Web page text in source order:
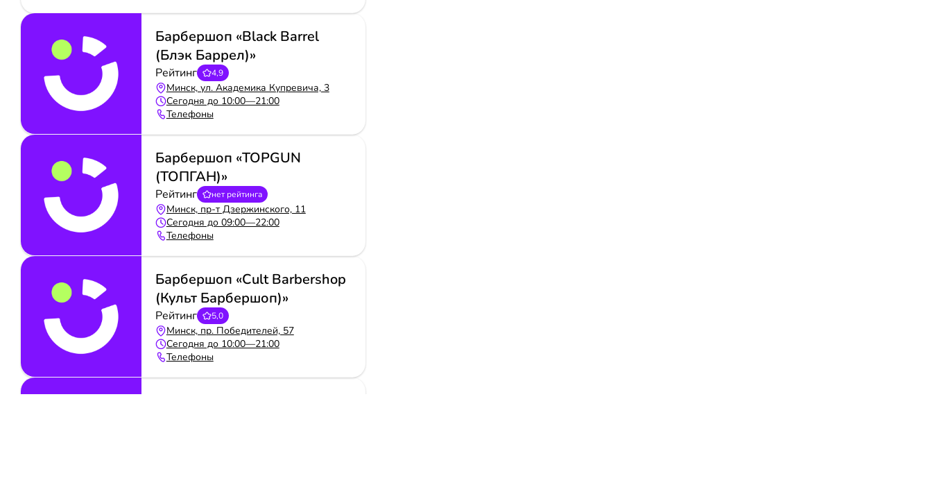
Барбершоп «Black Barrel
(Блэк Баррел)»
Рейтинг 4,9
Минск, ул. Академика Купревича, 3
Сегодня до 10:00—21:00
Телефоны
Барбершоп «TOPGUN
(ТОПГАН)»
Рейтинг нет рейтинга
Минск, пр-т Дзержинского, 11
Сегодня до 09:00—22:00
Телефоны
Барбершоп «Cult Barbershop
(Культ Барбершоп)»
Рейтинг 5,0
Минск, пр. Победителей, 57
Сегодня до 10:00—21:00
Телефоны